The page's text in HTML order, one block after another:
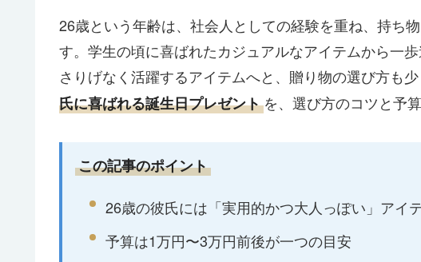
26歳という年齢は、社会人としての経験を重ね、持ち
す。学生の頃に喜ばれたカジュアルなアイテムから一
さりげなく活躍するアイテムへと、贈り物の選び方も
氏に喜ばれる誕生日プレゼント を、選び方のコツと予
この記事のポイント
26歳の彼氏には「実用的かつ大人っぽい」アイ
予算は1万円〜3万円前後が一つの目安